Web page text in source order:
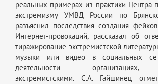
реальных примерах из практики Центра
экстремизму УМВД России по
разъяснил последствия создания
Интернет-провокаций, рассказал об
тиражирование экстремистской
музыки или видео в социальных
деятельности организациях,
экстремистскими. С.А. Гайшинец